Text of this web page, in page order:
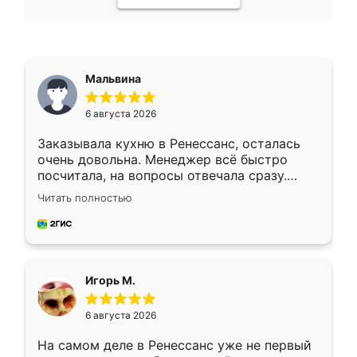
Мальвина
6 августа 2026
Заказывала кухню в Ренессанс, осталась
очень довольна. Менеджер всё быстро
посчитала, на вопросы отвечала сразу.
Замерщик приехал в субботу, подошёл к
делу со всей ответственностью. Собрали
за день, ребята работали аккуратно, даже
Читать полностью
Игорь М.
6 августа 2026
На самом деле в Ренессанс уже не первый